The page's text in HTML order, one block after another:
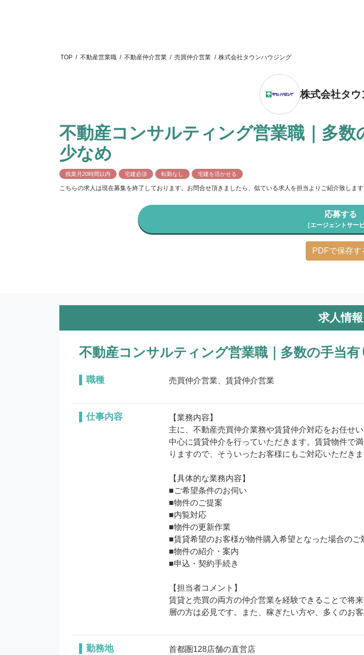
TOP / 不動産営業職 / 不動産仲介営業 / 売買仲介営業 / 株式会社タウンハウジング
株式会社タ
不動産コンサルティング営業職｜多
少なめ
残業月20時間以内 宅建必須 転勤なし 宅建を活かせる
こちらの求人は現在募集を終了しております。お問合せ頂きましたら、似ている求人を担当よりご紹介致します
応募する
［エージェントサービ
PDFで保存す
求人情報
不動産コンサルティング営業職｜多数の手当
職種 売買仲介営業、賃貸仲介営業
仕事内容
【業務内容】
主に、不動産売買仲介業務や賃貸仲介対応をお任せ
中心に賃貸仲介を行っていただきます。賃貸物件で
りますので、そういったお客様にもご対応いただき
【具体的な業務内容】
■ご希望条件のお伺い
■物件のご提案
■内覧対応
■物件の更新作業
■賃貸希望のお客様が物件購入希望となった場合のご
■物件の紹介・案内
■申込・契約手続き
【担当者コメント】
賃貸と売買の両方の仲介営業を経験できることで将
層の方は必見です。また、稼ぎたい方や、多くのお
勤務地
首都圏128店舗の直営店